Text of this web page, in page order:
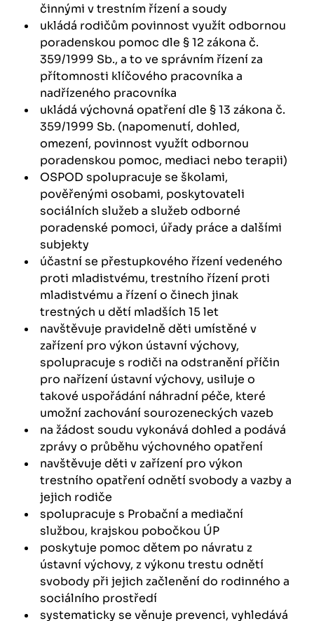
činnými v trestním řízení a soudy
ukládá rodičům povinnost využít odbornou
poradenskou pomoc dle § 12 zákona č.
359/1999 Sb., a to ve správním řízení za
přítomnosti klíčového pracovníka a
nadřízeného pracovníka
ukládá výchovná opatření dle § 13 zákona č.
359/1999 Sb. (napomenutí, dohled,
omezení, povinnost využít odbornou
poradenskou pomoc, mediaci nebo terapii)
OSPOD spolupracuje se školami,
pověřenými osobami, poskytovateli
sociálních služeb a služeb odborné
poradenské pomoci, úřady práce a dalšími
subjekty
účastní se přestupkového řízení vedeného
proti mladistvému, trestního řízení proti
mladistvému a řízení o činech jinak
trestných u dětí mladších 15 let
navštěvuje pravidelně děti umístěné v
zařízení pro výkon ústavní výchovy,
spolupracuje s rodiči na odstranění příčin
pro nařízení ústavní výchovy, usiluje o
takové uspořádání náhradní péče, které
umožní zachování sourozeneckých vazeb
na žádost soudu vykonává dohled a podává
zprávy o průběhu výchovného opatření
navštěvuje děti v zařízení pro výkon
trestního opatření odnětí svobody a vazby a
jejich rodiče
spolupracuje s Probační a mediační
službou, krajskou pobočkou ÚP
poskytuje pomoc dětem po návratu z
ústavní výchovy, z výkonu trestu odnětí
svobody při jejich začlenění do rodinného a
sociálního prostředí
systematicky se věnuje prevenci, vyhledává